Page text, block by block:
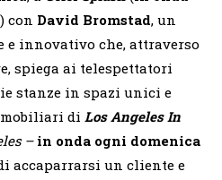
) con David Bromstad, un
innovativo che, attraverso
spiega ai telespettatori
stanze in spazi unici e
di Los Angeles In
–in onda ogni domenica
accaparrarsi un cliente e